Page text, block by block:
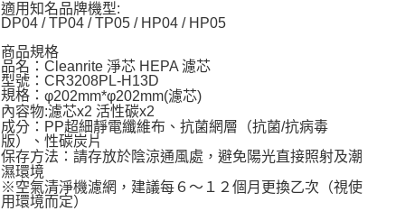
適用知名品牌機型:
DP04 / TP04 / TP05 / HP04 / HP05
商品規格
品名：Cleanrite 淨芯 HEPA 濾芯
型號：CR3208PL-H13D
規格： φ202mm*φ202mm(濾芯)
內容物:濾芯x2 活性碳x2
成分：PP超細靜電纖維布、抗菌網層（抗菌/抗病毒
版）、性碳炭片
保存方法：請存放於陰涼通風處，避免陽光直接照射及潮
濕環境
※空氣清淨機濾網，建議每６～１２個月更換乙次（視使
用環境而定）